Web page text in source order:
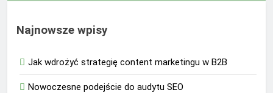
Najnowsze wpisy
Jak wdrożyć strategię content marketingu w B2B
Nowoczesne podejście do audytu SEO